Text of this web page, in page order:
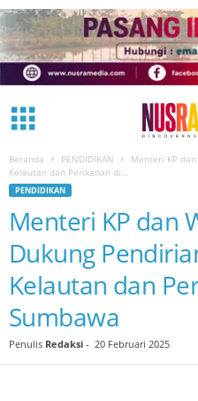
Beranda PENDIDIKAN
Menteri KP
Kelautan dan Perikanan di...
PENDIDIKAN
Menteri KP dan
Dukung
Kelautan dan
Sumbawa
Penulis Redaksi - 20 Februari 2025